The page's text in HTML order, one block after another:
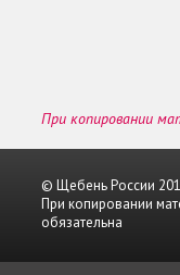
При копировании
© Щебень России
При копировании
обязательна